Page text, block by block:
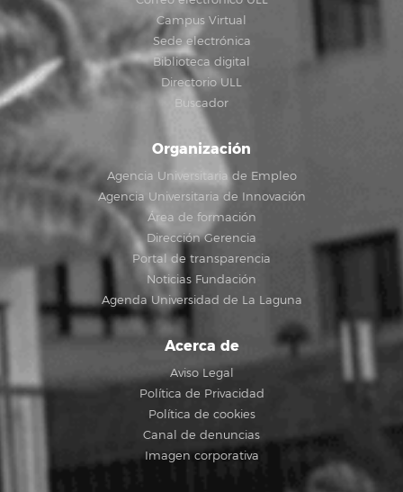
Campus Virtual
Sede electrónica
Biblioteca digital
Directorio ULL
Buscador
Organización
Agencia Universitaria de Empleo
Agencia Universitaria de Innovación
Área de formación
Dirección Gerencia
Portal de transparencia
Noticias Fundación
Agenda Universidad de La Laguna
Acerca de
Aviso Legal
Política de Privacidad
Política de cookies
Canal de denuncias
Imagen corporativa